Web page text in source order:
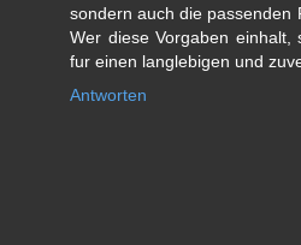
sondern auch die passenden
Wer diese Vorgaben einhalt,
fur einen langlebigen und
Antworten